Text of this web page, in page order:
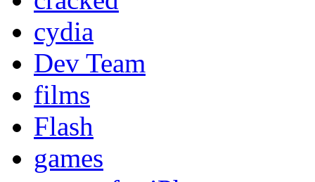
cydia
Dev Team
films
Flash
games